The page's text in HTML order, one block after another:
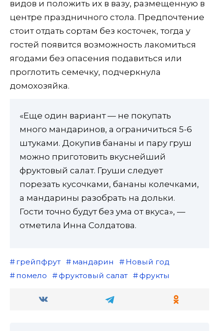
видов и положить их в вазу, размещенную в
центре праздничного стола. Предпочтение
стоит отдать сортам без косточек, тогда у
гостей появится возможность лакомиться
ягодами без опасения подавиться или
проглотить семечку, подчеркнула
домохозяйка.
«Еще один вариант — не покупать
много мандаринов, а ограничиться 5-6
штуками. Докупив бананы и пару груш
можно приготовить вкуснейший
фруктовый салат. Груши следует
порезать кусочками, бананы колечками,
а мандарины разобрать на дольки.
Гости точно будут без ума от вкуса», —
отметила Инна Солдатова.
грейпфрут мандарин
Новый год
помело
фруктовый салат фрукты